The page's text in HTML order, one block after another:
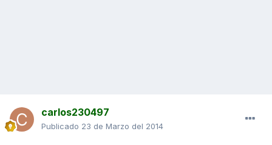
carlos230497
Publicado 23 de Marzo del 2014